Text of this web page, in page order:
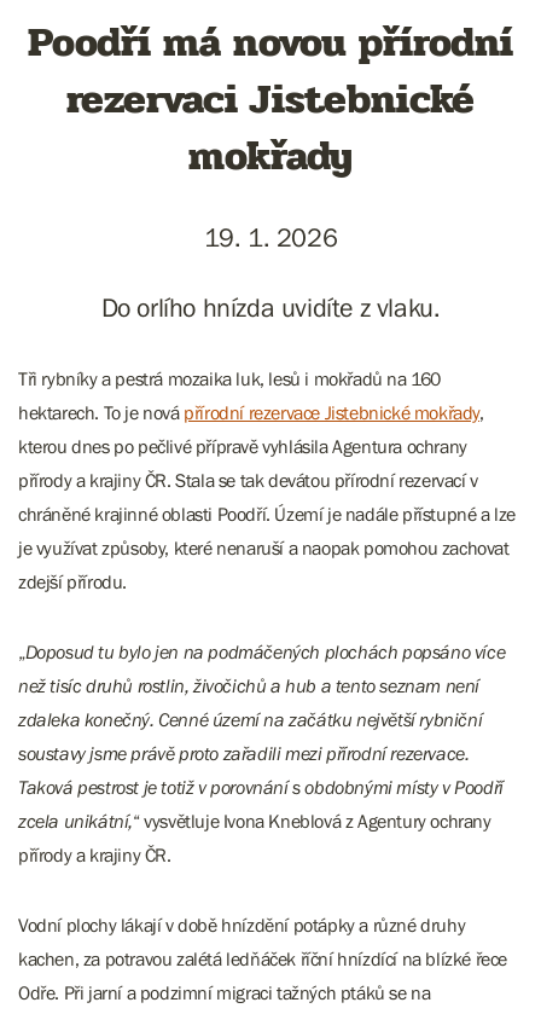
Poodří má novou přírodní
rezervaci Jistebnické
mokřady
19. 1. 2026
Do orlího hnízda uvidíte z vlaku.
Tři rybníky a pestrá mozaika luk, lesů i mokřadů na 160
hektarech. To je nová přírodní rezervace Jistebnické mokřady,
kterou dnes po pečlivé přípravě vyhlásila Agentura ochrany
přírody a krajiny ČR. Stala se tak devátou přírodní rezervací v
chráněné krajinné oblasti Poodří. Území je nadále přístupné a lze
je využívat způsoby, které nenaruší a naopak pomohou zachovat
zdejší přírodu.
„Doposud tu bylo jen na podmáčených plochách popsáno více
než tisíc druhů rostlin, živočichů a hub a tento seznam není
zdaleka konečný. Cenné území na začátku největší rybniční
soustavy jsme právě proto zařadili mezi přírodní rezervace.
Taková pestrost je totiž v porovnání s obdobnými místy v Poodří
zcela unikátní,“ vysvětluje Ivona Kneblová z Agentury ochrany
přírody a krajiny ČR.
Vodní plochy lákají v době hnízdění potápky a různé druhy
kachen, za potravou zalétá ledňáček říční hnízdící na blízké řece
Odře. Při jarní a podzimní migraci tažných ptáků se na